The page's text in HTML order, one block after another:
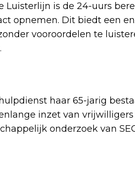
Luisterlijn is de 24-uurs
opnemen. Dit biedt een
vooroordelen te
haar 65-jarig
inzet van
onderzoek van